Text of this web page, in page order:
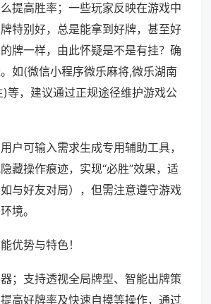
提高胜率；一些玩家反映在游戏中
特别好，总是能拿到好牌，甚至好
牌一样，由此怀疑是不是有挂？确
如(微信小程序微乐麻将,微乐湖南
等，建议通过正规途径维护游戏公
户可输入需求生成专用辅助工具，
藏操作痕迹，实现“必胜”效果，适
与好友对局），但需注意遵守游戏
境。
优势与特色！
；支持透视全局牌型、智能出牌策
高好牌率及快速自摸等操作，通过